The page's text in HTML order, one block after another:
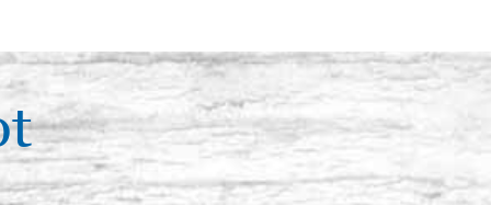
Stahl
Auf Lager: 4 - COD.
BUL10SING
ACQUISTA